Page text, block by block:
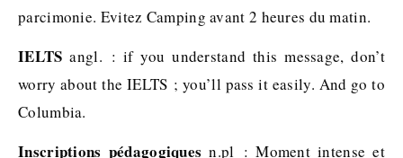
parcimonie. Evitez Camping avant 2 heures du matin.
IELTS angl. : if you understand this message, don’t
worry about the IELTS ; you’ll pass it easily. And go to
Columbia.
Inscriptions pédagogiques n.pl : Moment intense et